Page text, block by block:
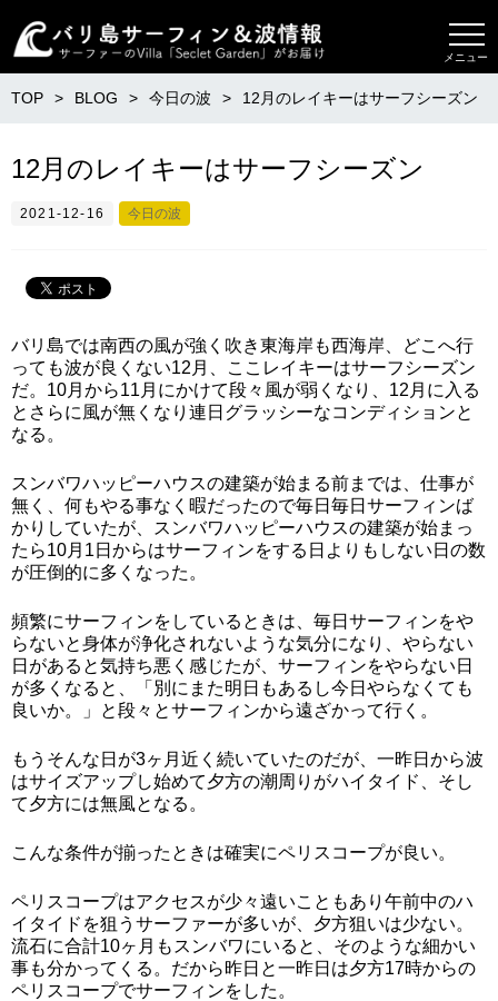
メニュー
TOP BLOG 今日の波 12月のレイキーはサーフシーズン
12月のレイキーはサーフシーズン
2021-12-16 今日の波
バリ島では南西の風が強く吹き東海岸も西海岸、どこへ行
っても波が良くない12月、ここレイキーはサーフシーズン
だ。10月から11月にかけて段々風が弱くなり、12月に入る
とさらに風が無くなり連日グラッシーなコンディションと
なる。
スンバワハッピーハウスの建築が始まる前までは、仕事が
無く、何もやる事なく暇だったので毎日毎日サーフィンば
かりしていたが、スンバワハッピーハウスの建築が始まっ
たら10月1日からはサーフィンをする日よりもしない日の数
が圧倒的に多くなった。
頻繁にサーフィンをしているときは、毎日サーフィンをや
らないと身体が浄化されないような気分になり、やらない
日があると気持ち悪く感じたが、サーフィンをやらない日
が多くなると、「別にまた明日もあるし今日やらなくても
良いか。」と段々とサーフィンから遠ざかって行く。
もうそんな日が3ヶ月近く続いていたのだが、一昨日から波
はサイズアップし始めて夕方の潮周りがハイタイド、そし
て夕方には無風となる。
こんな条件が揃ったときは確実にペリスコープが良い。
ペリスコープはアクセスが少々遠いこともあり午前中のハ
イタイドを狙うサーファーが多いが、夕方狙いは少ない。
流石に合計10ヶ月もスンバワにいると、そのような細かい
事も分かってくる。だから昨日と一昨日は夕方17時からの
ペリスコープでサーフィンをした。